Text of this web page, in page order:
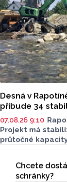
Desná v
přibude 34
07.08.26 9:10
Projekt má
průtočné
Odběr
Chcete
schránky?